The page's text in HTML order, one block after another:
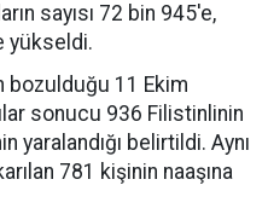
sayısı 72 bin 945'e,
yükseldi.
bozulduğu 11 Ekim
sonucu 936 Filistinlinin
yaralandığı belirtildi. Aynı
781 kişinin naaşına